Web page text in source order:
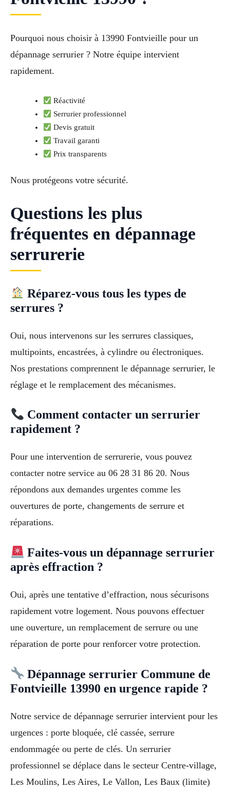
Pourquoi nous choisir à 13990 Fontvieille pour un
dépannage serrurier ? Notre équipe intervient
rapidement.
Réactivité
Serrurier professionnel
Devis gratuit
Travail garanti
Prix transparents
Nous protégeons votre sécurité.
Questions les plus
fréquentes en dépannage
serrurerie
Réparez-vous tous les types de
serrures ?
Oui, nous intervenons sur les serrures classiques,
multipoints, encastrées, à cylindre ou électroniques.
Nos prestations comprennent le dépannage serrurier, le
réglage et le remplacement des mécanismes.
Comment contacter un serrurier
rapidement ?
Pour une intervention de serrurerie, vous pouvez
contacter notre service au 06 28 31 86 20. Nous
répondons aux demandes urgentes comme les
ouvertures de porte, changements de serrure et
réparations.
Faites-vous un dépannage serrurier
après effraction ?
Oui, après une tentative d’effraction, nous sécurisons
rapidement votre logement. Nous pouvons effectuer
une ouverture, un remplacement de serrure ou une
réparation de porte pour renforcer votre protection.
Dépannage serrurier Commune de
Fontvieille 13990 en urgence rapide ?
Notre service de dépannage serrurier intervient pour les
urgences : porte bloquée, clé cassée, serrure
endommagée ou perte de clés. Un serrurier
professionnel se déplace dans le secteur Centre-village,
Les Moulins, Les Aires, Le Vallon, Les Baux (limite)